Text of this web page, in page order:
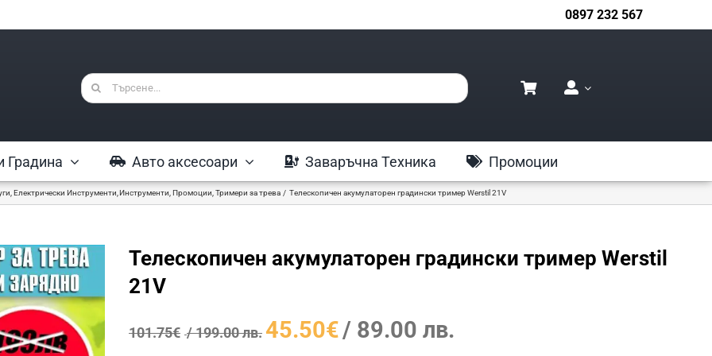
0897 232 567
Търсене
...
Градина Авто аксесоари Заваръчна Техника Промоции
Електрически Инструменти Инструменти Промоции Тримери за трева Телескопичен акумулаторен градински тример Werstil 21V
Телескопичен акумулаторен градински тример Werstil
21V
101.75€ / 199.00 лв.
Original
price
45.50€/ 89.00 лв.